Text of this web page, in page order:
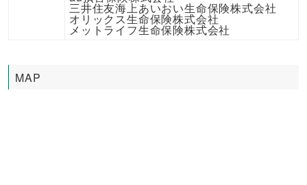
三井住友海上あいおい生命保険株式会社
オリックス生命保険株式会社
メットライフ生命保険株式会社
MAP